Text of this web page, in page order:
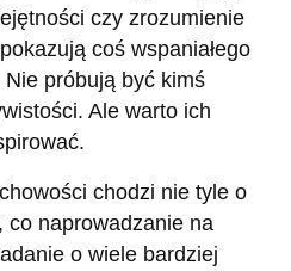
czy zrozumienie
coś wspaniałego
próbują być kimś
Ale warto ich
chodzi nie tyle o
co naprowadzanie na
o wiele bardziej